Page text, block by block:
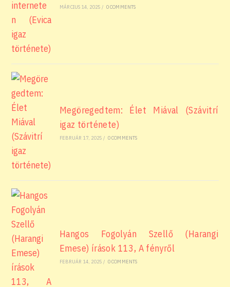
MÁRCIUS 14, 2025 / 0 COMMENTS
Megöregedtem: Élet Miával (Szávitrí
igaz története)
FEBRUÁR 17, 2025 / 0 COMMENTS
Hangos Fogolyán Szellő (Harangi
Emese) írások 113, A fényről
FEBRUÁR 14, 2025 / 0 COMMENTS